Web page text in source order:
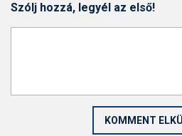
Szólj hozzá, legyél az első!